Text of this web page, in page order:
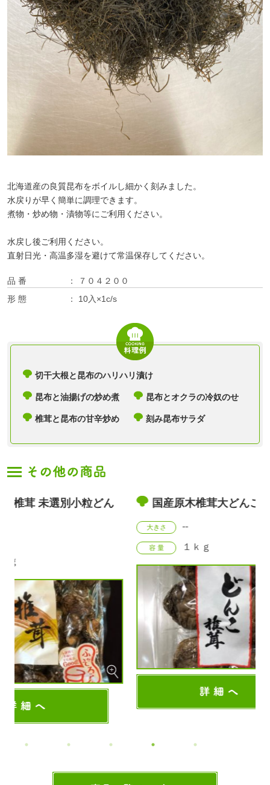
北海道産の良質昆布をボイルし細かく刻みました。
水戻りが早く簡単に調理できます。
煮物・炒め物・漬物等にご利用ください。
水戻し後ご利用ください。
直射日光・高温多湿を避けて常温保存してください。
品 番
７０４２００
形 態
10入×1c/s
切干大根と昆布のハリハリ漬け
昆布と油揚げの炒め煮 昆布とオクラの冷奴のせ
椎茸と昆布の甘辛炒め 刻み昆布サラダ
ん 国産原木椎茸大どんこ 40g
九